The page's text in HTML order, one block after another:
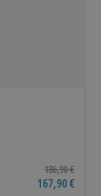
Bewertungen
Ursprünglicher
186,90 €
Aktueller Preis
167,90 €